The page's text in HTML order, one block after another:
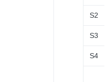
S2
S3
S4